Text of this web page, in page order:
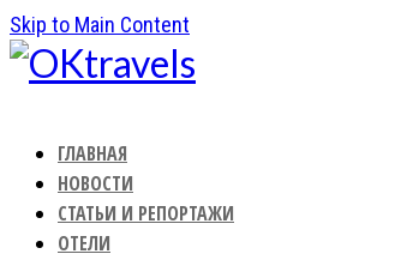
Skip to Main Content
ГЛАВНАЯ
НОВОСТИ
СТАТЬИ И РЕПОРТАЖИ
ОТЕЛИ